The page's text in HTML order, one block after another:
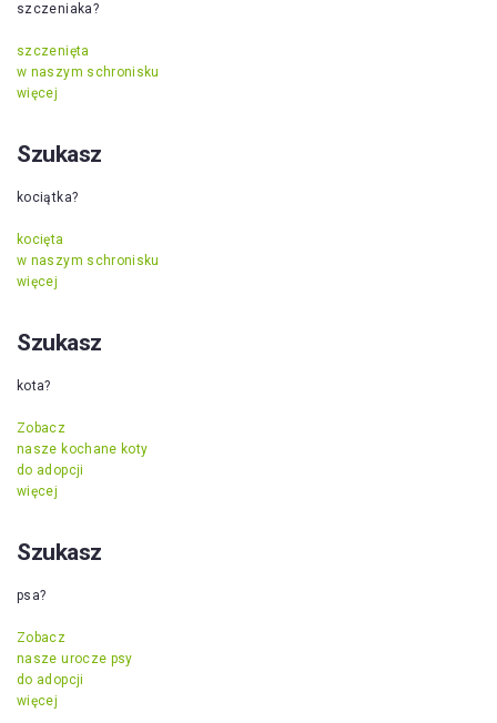
szczeniaka?
szczenięta
w naszym schronisku
więcej
Szukasz
kociątka?
kocięta
w naszym schronisku
więcej
Szukasz
kota?
Zobacz
nasze kochane koty
do adopcji
więcej
Szukasz
psa?
Zobacz
nasze urocze psy
do adopcji
więcej